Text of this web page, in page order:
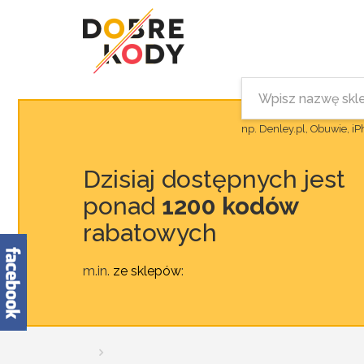
np. Denley.pl, Obuwie,
Dzisiaj dostępnych jest
ponad 1200 kodów
rabatowych
m.in. ze sklepów: